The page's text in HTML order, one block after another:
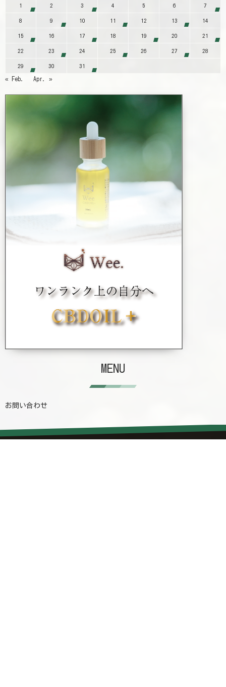
1 2 3 4 5 6 7
8 9 10 11 12 13 14
15 16 17 18 19 20 21
22 23 24 25 26 27 28
29 30 31
« Feb. Apr. »
MENU
お問い合わせ